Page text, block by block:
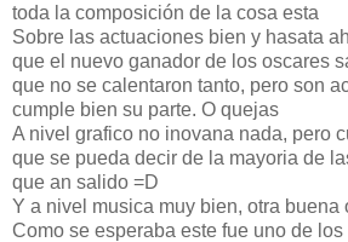
toda la composición de la cosa esta
Sobre las actuaciones bien y hasata
que el nuevo ganador de los oscares
que no se calentaron tanto, pero son
cumple bien su parte. O quejas
A nivel grafico no inovana nada, pero
que se pueda decir de la mayoria de
que an salido =D
Y a nivel musica muy bien, otra buena
Como se esperaba este fue uno de